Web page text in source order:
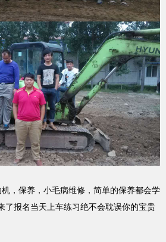
，保养，小毛病维修，简单的保养都会学
了报名当天上车练习绝不会耽误你的宝贵